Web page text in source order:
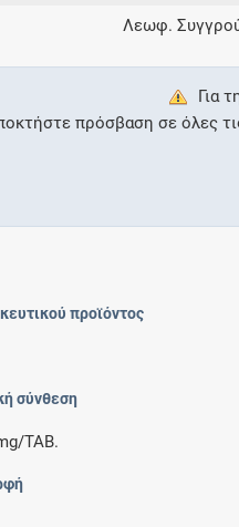
Λεωφ.
Για
πρόσβαση σε όλες
προϊόντος
σύνθεση
TAB.